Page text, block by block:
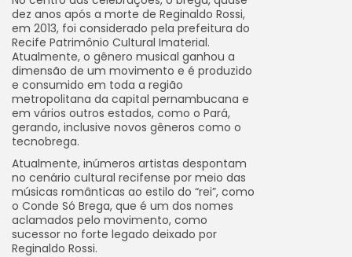
dez anos após a morte de Reginaldo Rossi,
em 2013, foi considerado pela prefeitura do
Recife Patrimônio Cultural Imaterial.
Atualmente, o gênero musical ganhou a
dimensão de um movimento e é produzido
e consumido em toda a região
metropolitana da capital pernambucana e
em vários outros estados, como o Pará,
gerando, inclusive novos gêneros como o
tecnobrega.
Atualmente, inúmeros artistas despontam
no cenário cultural recifense por meio das
músicas românticas ao estilo do “rei”, como
o Conde Só Brega, que é um dos nomes
aclamados pelo movimento, como
sucessor no forte legado deixado por
Reginaldo Rossi.